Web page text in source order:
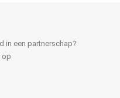
in een partnerschap?
op